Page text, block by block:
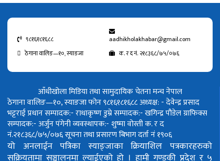
९८१६१८१६८८
aadhikholakhabar@gmail.com
ठेगाना वालिङ—१०, स्याङजा
क. र द नं. २१८३६८/७५/०७६
आँधीखोला मिडिया तथा सामुदायिक चेतना मन्च नेपाल
ठेगाना वालिङ—१०, स्याङजा फोन ९८१६१८१६८८अध्यक्ष: - देवेन्द्र प्रसाद
भट्टराईप्रधान सम्पादक:- राधाकृष्ण डुम्रेसम्पादक:- खगिन्द्र पौडेलग्राफिक्स
सम्पादक:- अर्जुन पंगेनीव्यवस्थापक:- शुष्मा वोस्तीक. र द
नं.२१८३६८/७५/०७६सूचना तथा प्रसारण बिभाग दर्ता नं १९०६
यो अनलाईन पत्रिका स्याङ्जाका क्रियाशिल पत्रकारहरुको
सक्रियतामा सञ्चालनमा ल्याईएको हो । हामी गण्डकी प्रदेश र ५